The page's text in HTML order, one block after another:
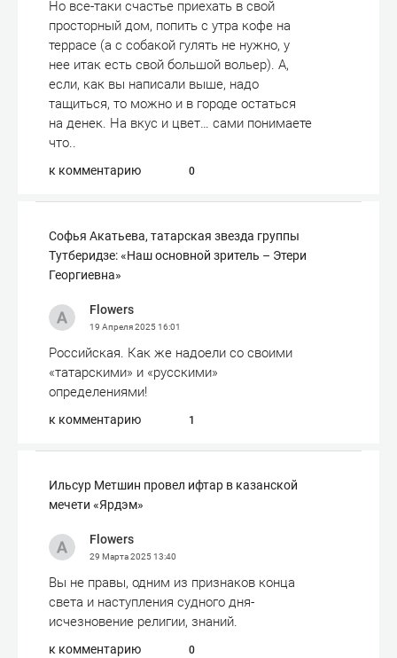
Но все-таки счастье приехать в свой
просторный дом, попить с утра кофе на
террасе (а с собакой гулять не нужно, у
нее итак есть свой большой вольер). А,
если, как вы написали выше, надо
тащиться, то можно и в городе остаться
на денек. На вкус и цвет… сами понимаете
что..
к комментарию 0
Софья Акатьева, татарская звезда группы
Тутберидзе: «Наш основной зритель – Этери
Георгиевна»
Flowers
19 Апреля 202516:01
Российская. Как же надоели со своими
«татарскими» и «русскими»
определениями!
к комментарию 1
Ильсур Метшин провел ифтар в казанской
мечети «Ярдэм»
Flowers
29 Марта 202513:40
Вы не правы, одним из признаков конца
света и наступления судного дня-
исчезновение религии, знаний.
к комментарию 0